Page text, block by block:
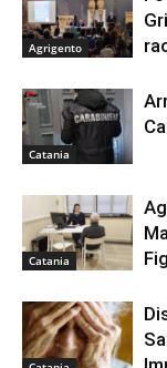
Agrigento
Catania
Catania